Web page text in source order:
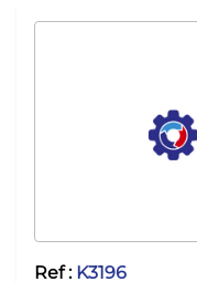
Ref : K3196